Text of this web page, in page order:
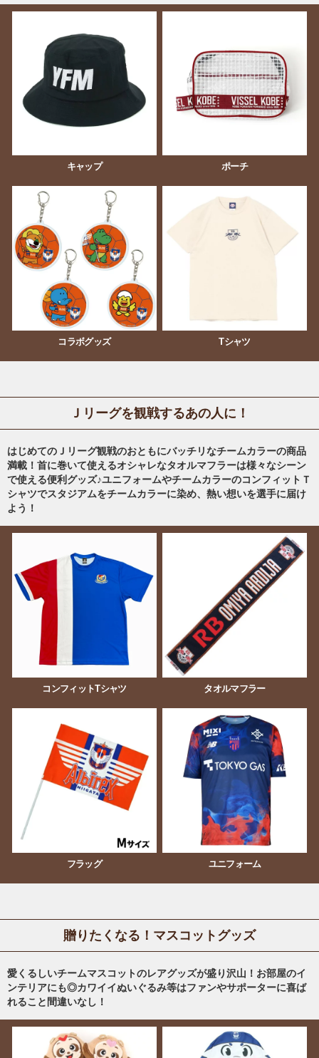
キャップ ポーチ
コラボグッズ Tシャツ
Ｊリーグを観戦するあの人に！
はじめてのＪリーグ観戦のおともにバッチリなチームカラーの商品
満載！首に巻いて使えるオシャレなタオルマフラーは様々なシーン
で使える便利グッズ♪ユニフォームやチームカラーのコンフィットＴ
シャツでスタジアムをチームカラーに染め、熱い想いを選手に届け
よう！
コンフィットTシャツ タオルマフラー
フラッグ ユニフォーム
贈りたくなる！マスコットグッズ
愛くるしいチームマスコットのレアグッズが盛り沢山！お部屋のイ
ンテリアにも◎カワイイぬいぐるみ等はファンやサポーターに喜ば
れること間違いなし！